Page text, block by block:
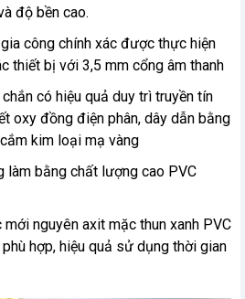
độ bền cao.
công chính xác được thực hiện
thiết bị với 3,5 mm cổng âm thanh
có hiệu quả duy trì truyền tín
oxy đồng điện phân, dây dẫn bằng
kim loại mạ vàng
làm bằng chất lượng cao PVC
nguyên axit mặc thun xanh PVC
hợp, hiệu quả sử dụng thời gian